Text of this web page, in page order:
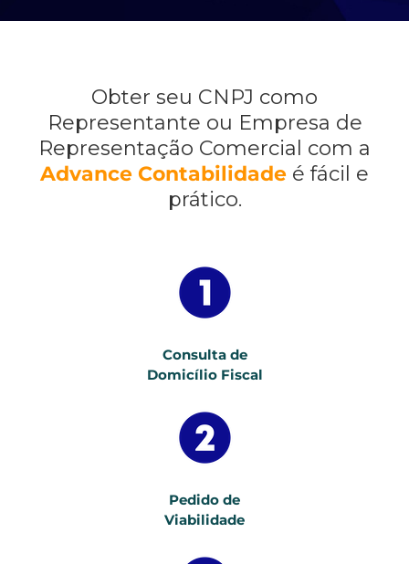
Obter seu CNPJ como
Representante ou Empresa de
Representação Comercial com a
Advance Contabilidade é fácil e
prático.
Consulta de
Domicílio Fiscal
Pedido de
Viabilidade